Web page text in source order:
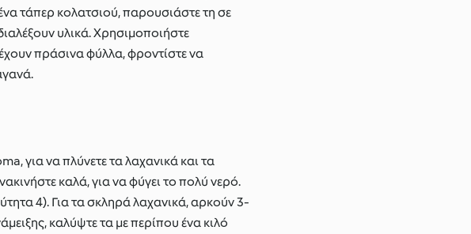
τάπερ κολατσιού, παρουσιάστε τη σε
υλικά. Χρησιμοποιήστε
πράσινα φύλλα, φροντίστε να
για να πλύνετε τα λαχανικά και τα
καλά, για να φύγει το πολύ νερό.
4). Για τα σκληρά λαχανικά, αρκούν 3-
καλύψτε τα με περίπου ένα κιλό